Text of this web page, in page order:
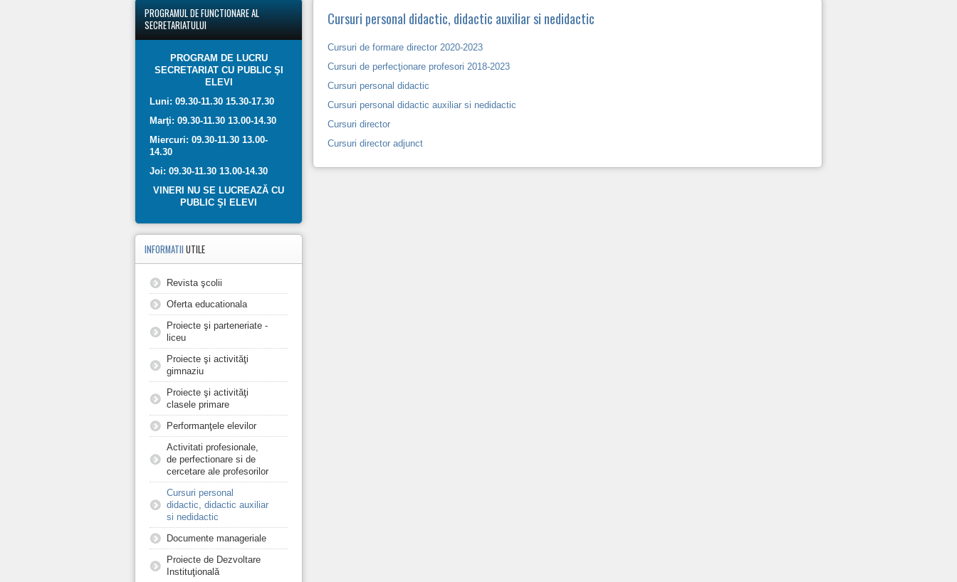
Cursuri personal didactic, didactic auxiliar si nedidactic
Cursuri de formare director 2020-2023
Cursuri de perfecţionare profesori 2018-2023
Cursuri personal didactic
Cursuri personal didactic auxiliar si nedidactic
Cursuri director
Cursuri director adjunct
PROGRAMULDE FUNCTIONARE AL
SECRETARIATULUI
PROGRAM DE LUCRU
SECRETARIAT CU PUBLIC ŞI
ELEVI
Luni: 09.30-11.30 15.30-17.30
Marţi: 09.30-11.30 13.00-14.30
Miercuri: 09.30-11.30 13.00-
14.30
Joi: 09.30-11.30 13.00-14.30
VINERI NU SE LUCREAZĂ CU
PUBLIC ŞI ELEVI
INFORMATII UTILE
Revista şcolii
Oferta educationala
Proiecte şi parteneriate -
liceu
Proiecte şi activităţi
gimnaziu
Proiecte şi activităţi
clasele primare
Performanţele elevilor
Activitati profesionale,
de perfectionare si de
cercetare ale profesorilor
Cursuri personal
didactic, didactic auxiliar
si nedidactic
Documente manageriale
Proiecte de Dezvoltare
Instituţională